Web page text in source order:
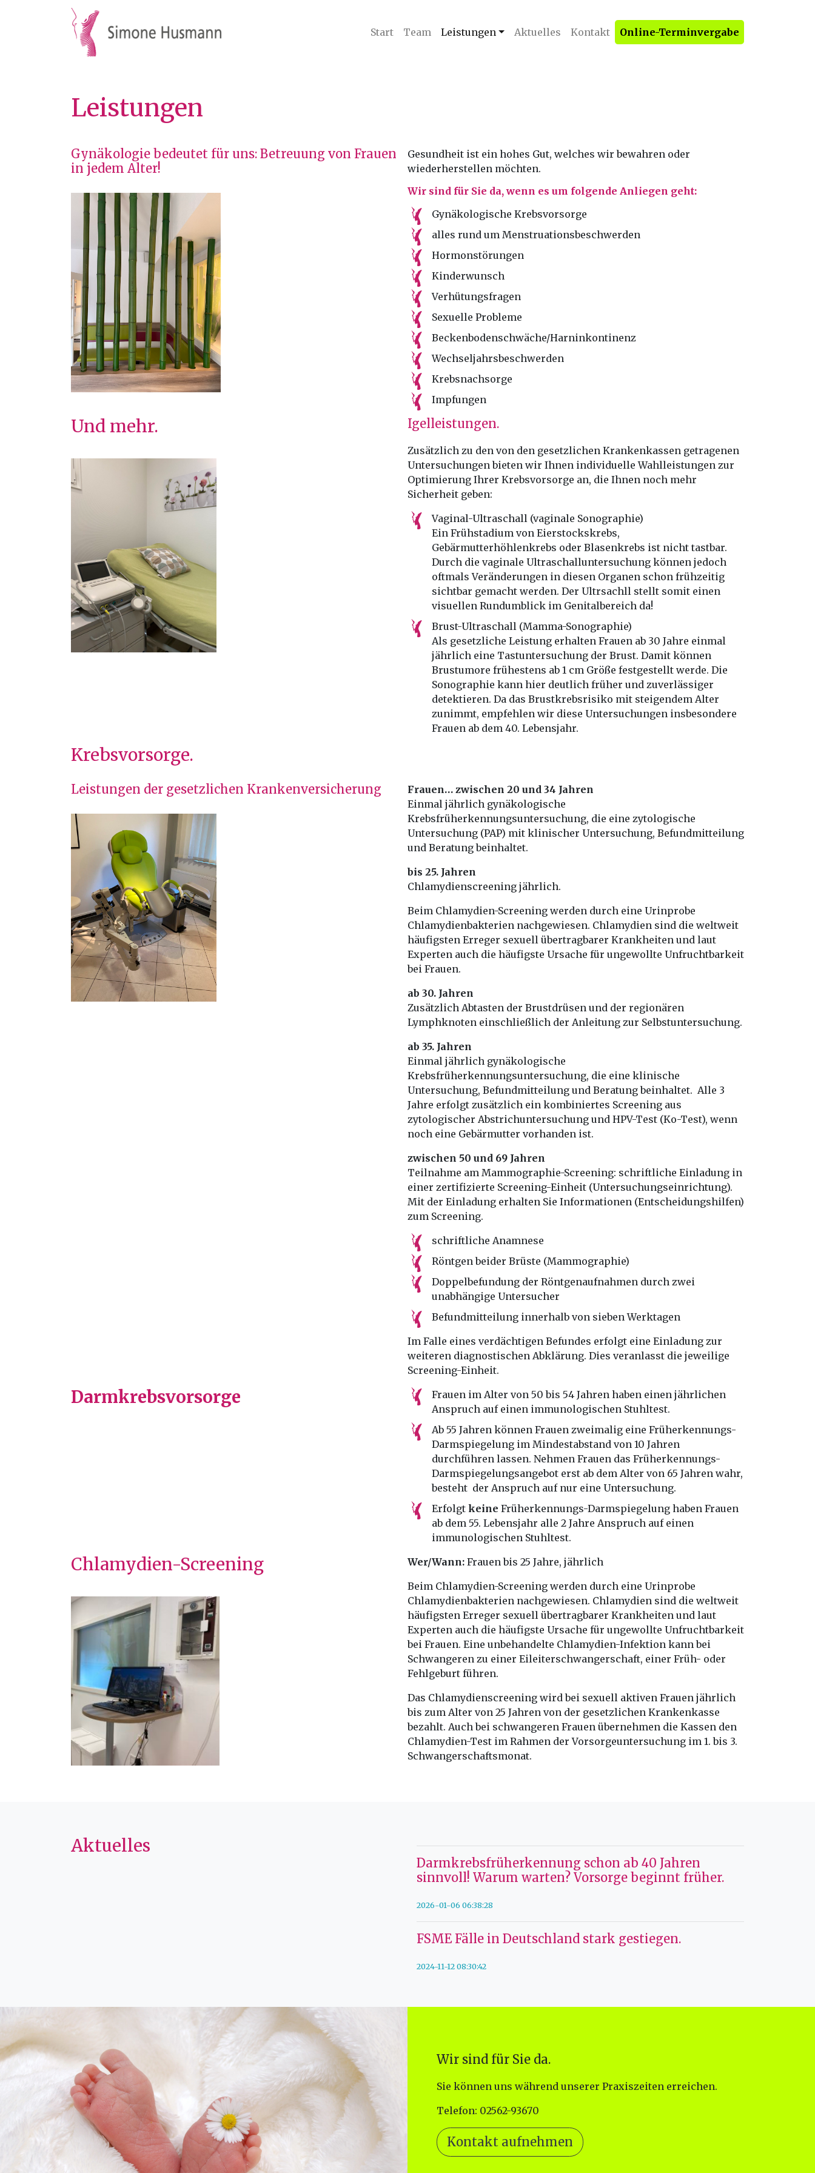
Start Team Leistungen Aktuelles Kontakt Online-Terminvergabe
Leistungen
Gynäkologie bedeutet für uns: Betreuung von Frauen
in jedem Alter!
Gesundheit ist ein hohes Gut, welches wir bewahren oder
wiederherstellen möchten.
Wir sind für Sie da, wenn es um folgende Anliegen geht:
Gynäkologische Krebsvorsorge
alles rund um Menstruationsbeschwerden
Hormonstörungen
Kinderwunsch
Verhütungsfragen
Sexuelle Probleme
Beckenbodenschwäche/Harninkontinenz
Wechseljahrsbeschwerden
Krebsnachsorge
Impfungen
Und mehr. Igelleistungen.
Zusätzlich zu den von den gesetzlichen Krankenkassen getragenen
Untersuchungen bieten wir Ihnen individuelle Wahlleistungen zur
Optimierung Ihrer Krebsvorsorge an, die Ihnen noch mehr
Sicherheit geben:
Vaginal-Ultraschall (vaginale Sonographie)
Ein Frühstadium von Eierstockskrebs,
Gebärmutterhöhlenkrebs oder Blasenkrebs ist nicht tastbar.
Durch die vaginale Ultraschalluntersuchung können jedoch
oftmals Veränderungen in diesen Organen schon frühzeitig
sichtbar gemacht werden. Der Ultrsachll stellt somit einen
visuellen Rundumblick im Genitalbereich da!
Brust-Ultraschall (Mamma-Sonographie)
Als gesetzliche Leistung erhalten Frauen ab 30 Jahre einmal
jährlich eine Tastuntersuchung der Brust. Damit können
Brustumore frühestens ab 1 cm Größe festgestellt werde. Die
Sonographie kann hier deutlich früher und zuverlässiger
detektieren. Da das Brustkrebsrisiko mit steigendem Alter
zunimmt, empfehlen wir diese Untersuchungen insbesondere
Frauen ab dem 40. Lebensjahr.
Krebsvorsorge.
Leistungen der gesetzlichen Krankenversicherung
Frauen… zwischen 20 und 34 Jahren
Einmal jährlich gynäkologische
Krebsfrüherkennungsuntersuchung, die eine zytologische
Untersuchung (PAP) mit klinischer Untersuchung, Befundmitteilung
und Beratung beinhaltet.
bis 25. Jahren
Chlamydienscreening jährlich.
Beim Chlamydien-Screening werden durch eine Urinprobe
Chlamydienbakterien nachgewiesen. Chlamydien sind die weltweit
häufigsten Erreger sexuell übertragbarer Krankheiten und laut
Experten auch die häufigste Ursache für ungewollte Unfruchtbarkeit
bei Frauen.
ab 30. Jahren
Zusätzlich Abtasten der Brustdrüsen und der regionären
Lymphknoten einschließlich der Anleitung zur Selbstuntersuchung.
ab 35. Jahren
Einmal jährlich gynäkologische
Krebsfrüherkennungsuntersuchung, die eine klinische
Untersuchung, Befundmitteilung und Beratung beinhaltet. Alle 3
Jahre erfolgt zusätzlich ein kombiniertes Screening aus
zytologischer Abstrichuntersuchung und HPV-Test (Ko-Test), wenn
noch eine Gebärmutter vorhanden ist.
zwischen 50 und 69 Jahren
Teilnahme am Mammographie-Screening: schriftliche Einladung in
einer zertifizierte Screening-Einheit (Untersuchungseinrichtung).
Mit der Einladung erhalten Sie Informationen (Entscheidungshilfen)
zum Screening.
schriftliche Anamnese
Röntgen beider Brüste (Mammographie)
Doppelbefundung der Röntgenaufnahmen durch zwei
unabhängige Untersucher
Befundmitteilung innerhalb von sieben Werktagen
Im Falle eines verdächtigen Befundes erfolgt eine Einladung zur
weiteren diagnostischen Abklärung. Dies veranlasst die jeweilige
Screening-Einheit.
Darmkrebsvorsorge
Frauen im Alter von 50 bis 54 Jahren haben einen jährlichen
Anspruch auf einen immunologischen Stuhltest.
Ab 55 Jahren können Frauen zweimalig eine Früherkennungs-
Darmspiegelung im Mindestabstand von 10 Jahren
durchführen lassen. Nehmen Frauen das Früherkennungs-
Darmspiegelungsangebot erst ab dem Alter von 65 Jahren wahr,
besteht der Anspruch auf nur eine Untersuchung.
Erfolgt keine Früherkennungs-Darmspiegelung haben Frauen
ab dem 55. Lebensjahr alle 2 Jahre Anspruch auf einen
immunologischen Stuhltest.
Chlamydien-Screening Wer/Wann: Frauen bis 25 Jahre, jährlich
Beim Chlamydien-Screening werden durch eine Urinprobe
Chlamydienbakterien nachgewiesen. Chlamydien sind die weltweit
häufigsten Erreger sexuell übertragbarer Krankheiten und laut
Experten auch die häufigste Ursache für ungewollte Unfruchtbarkeit
bei Frauen. Eine unbehandelte Chlamydien-Infektion kann bei
Schwangeren zu einer Eileiterschwangerschaft, einer Früh- oder
Fehlgeburt führen.
Das Chlamydienscreening wird bei sexuell aktiven Frauen jährlich
bis zum Alter von 25 Jahren von der gesetzlichen Krankenkasse
bezahlt. Auch bei schwangeren Frauen übernehmen die Kassen den
Chlamydien-Test im Rahmen der Vorsorgeuntersuchung im 1. bis 3.
Schwangerschaftsmonat.
Aktuelles
Darmkrebsfrüherkennung schon ab 40 Jahren
sinnvoll! Warum warten? Vorsorge beginnt früher.
2026-01-06 06:38:28
FSME Fälle in Deutschland stark gestiegen.
2024-11-12 08:30:42
Wir sind für Sie da.
Sie können uns während unserer Praxiszeiten erreichen.
Telefon: 02562-93670
Kontakt aufnehmen